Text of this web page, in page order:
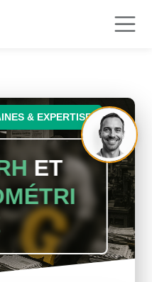
& EXPERTISE
ET